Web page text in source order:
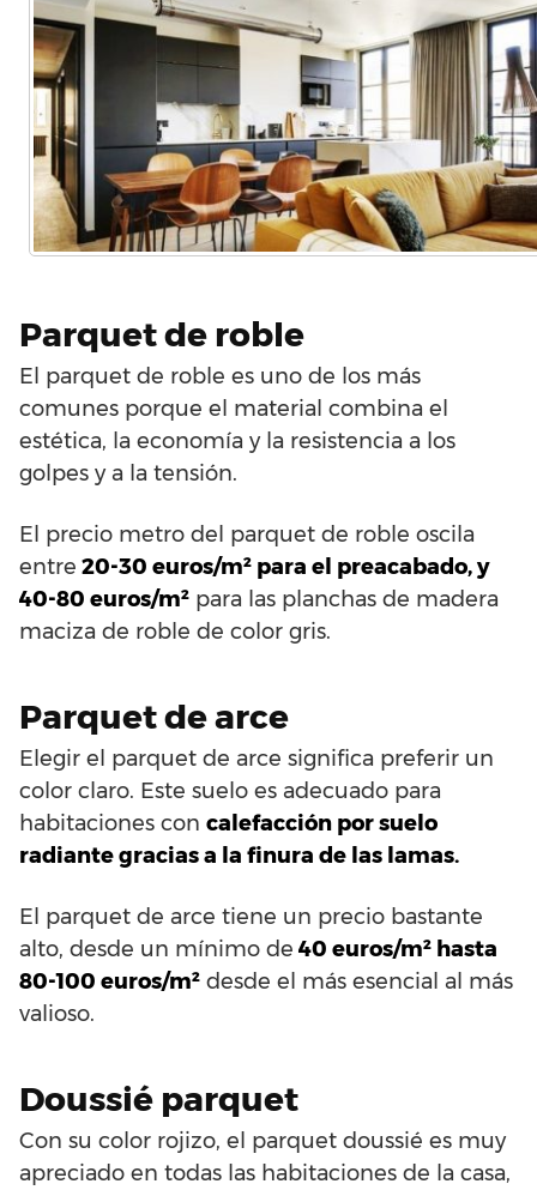
Parquet de roble
El parquet de roble es uno de los más
comunes porque el material combina el
estética, la economía y la resistencia a los
golpes y a la tensión.
El precio metro del parquet de roble oscila
entre 20-30 euros/m² para el preacabado, y
40-80 euros/m² para las planchas de madera
maciza de roble de color gris.
Parquet de arce
Elegir el parquet de arce significa preferir un
color claro. Este suelo es adecuado para
habitaciones con calefacción por suelo
radiante gracias a la finura de las lamas.
El parquet de arce tiene un precio bastante
alto, desde un mínimo de 40 euros/m² hasta
80-100 euros/m² desde el más esencial al más
valioso.
Doussié parquet
Con su color rojizo, el parquet doussié es muy
apreciado en todas las habitaciones de la casa,